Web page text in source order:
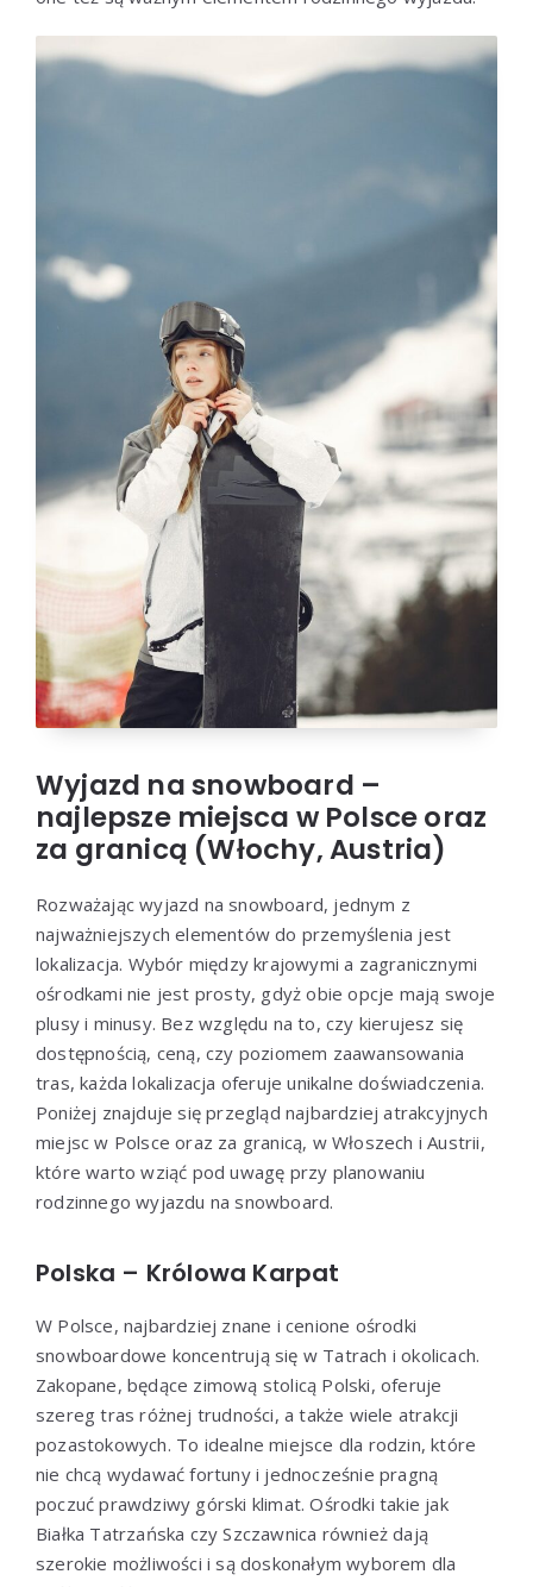
Wyjazd na snowboard –
najlepsze miejsca w Polsce oraz
za granicą (Włochy, Austria)
Rozważając wyjazd na snowboard, jednym z
najważniejszych elementów do przemyślenia jest
lokalizacja. Wybór między krajowymi a zagranicznymi
ośrodkami nie jest prosty, gdyż obie opcje mają swoje
plusy i minusy. Bez względu na to, czy kierujesz się
dostępnością, ceną, czy poziomem zaawansowania
tras, każda lokalizacja oferuje unikalne doświadczenia.
Poniżej znajduje się przegląd najbardziej atrakcyjnych
miejsc w Polsce oraz za granicą, w Włoszech i Austrii,
które warto wziąć pod uwagę przy planowaniu
rodzinnego wyjazdu na snowboard.
Polska – Królowa Karpat
W Polsce, najbardziej znane i cenione ośrodki
snowboardowe koncentrują się w Tatrach i okolicach.
Zakopane, będące zimową stolicą Polski, oferuje
szereg tras różnej trudności, a także wiele atrakcji
pozastokowych. To idealne miejsce dla rodzin, które
nie chcą wydawać fortuny i jednocześnie pragną
poczuć prawdziwy górski klimat. Ośrodki takie jak
Białka Tatrzańska czy Szczawnica również dają
szerokie możliwości i są doskonałym wyborem dla